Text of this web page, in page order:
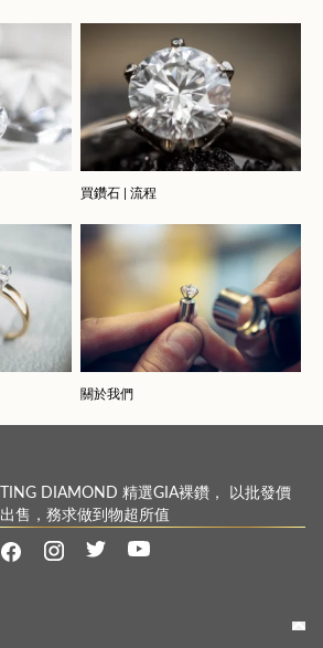
買鑽石 | 流程
關於我們
TING DIAMOND 精選GIA裸鑽， 以批發價
出售，務求做到物超所值